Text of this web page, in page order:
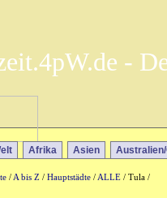
-
Afrika Asien
/ A bis Z / Hauptstädte / ALLE / Tula /